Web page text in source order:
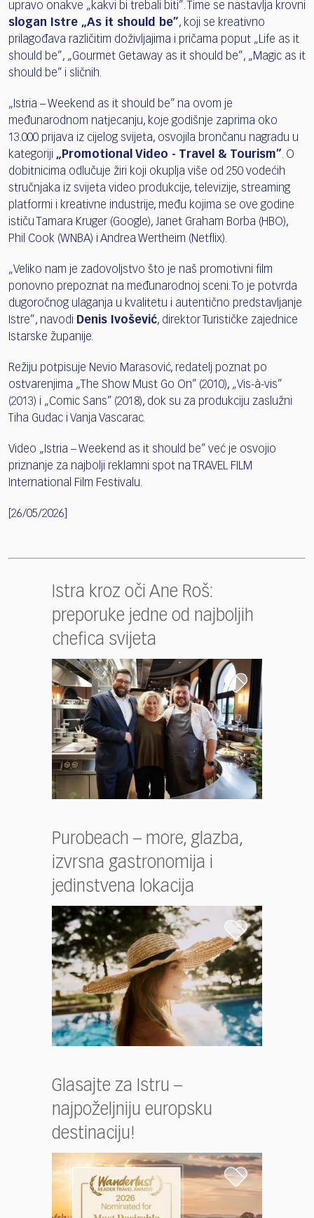
upravo onakve „kakvi bi trebali biti”. Time se nastavlja krovni
slogan Istre „As it should be”, koji se kreativno
prilagođava različitim doživljajima i pričama poput „Life as it
should be”, „Gourmet Getaway as it should be”, „Magic as it
should be” i sličnih.
„Istria – Weekend as it should be” na ovom je
međunarodnom natjecanju, koje godišnje zaprima oko
13.000 prijava iz cijelog svijeta, osvojila brončanu nagradu u
kategoriji „Promotional Video - Travel & Tourism”. O
dobitnicima odlučuje žiri koji okuplja više od 250 vodećih
stručnjaka iz svijeta video produkcije, televizije, streaming
platformi i kreativne industrije, među kojima se ove godine
ističu Tamara Kruger (Google), Janet Graham Borba (HBO),
Phil Cook (WNBA) i Andrea Wertheim (Netflix).
„Veliko nam je zadovoljstvo što je naš promotivni film
ponovno prepoznat na međunarodnoj sceni. To je potvrda
dugoročnog ulaganja u kvalitetu i autentično predstavljanje
Istre”, navodi
Denis Ivošević, direktor Turističke zajednice
Istarske županije.
Režiju potpisuje Nevio Marasović, redatelj poznat po
ostvarenjima „The Show Must Go On” (2010), „Vis-à-vis”
(2013) i „Comic Sans” (2018), dok su za produkciju zaslužni
Tiha Gudac i Vanja Vascarac.
Video „Istria – Weekend as it should be” već je osvojio
priznanje za najbolji reklamni spot na TRAVEL FILM
International Film Festivalu.
[26/05/2026]
Istra kroz oči Ane Roš:
preporuke jedne od najboljih
chefica svijeta
Purobeach – more, glazba,
izvrsna gastronomija i
jedinstvena lokacija
Glasajte za Istru –
najpoželjniju europsku
destinaciju!